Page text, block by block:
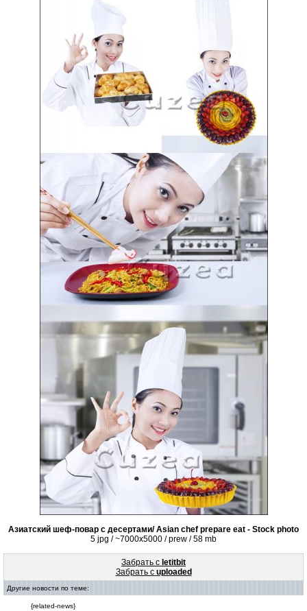
Азиатский шеф-повар с десертами/ Asian chef prepare eat - Stock photo
5 jpg / ~7000x5000 / prew / 58 mb
Забрать с letitbit
Забрать с uploaded
Другие новости по теме:
{related-news}